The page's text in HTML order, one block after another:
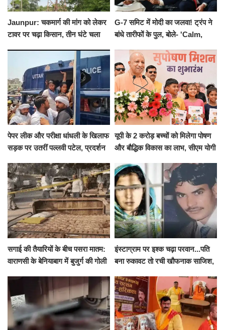
Jaunpur: चकमार्ग की मांग को लेकर
टावर पर चढ़ा किसान, तीन घंटे चला
G-7 समिट में मोदी का जलवा! ट्रंप ने
बांधे तारीफों के पुल, बोले- 'Calm,
पेपर लीक और परीक्षा धांधली के खिलाफ
सड़क पर उतरीं पल्लवी पटेल, प्रदर्शन
यूपी के 2 करोड़ बच्चों को मिलेगा पोषण
और बौद्धिक विकास का लाभ, सीएम योगी
सगाई की तैयारियों के बीच पसरा मातम:
वाराणसी के बेनियाबाग में बुजुर्ग की गोली
इंस्टाग्राम पर इश्क चढ़ा परवान...पति
बना रुकावट तो रची खौफनाक साजिश,
के घाट